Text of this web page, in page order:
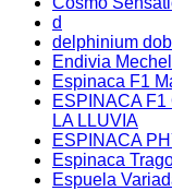
d
delphinium
Endivia
Espinaca F1
ESPINACA
LA LLUVIA
ESPINACA
Espinaca
Espuela